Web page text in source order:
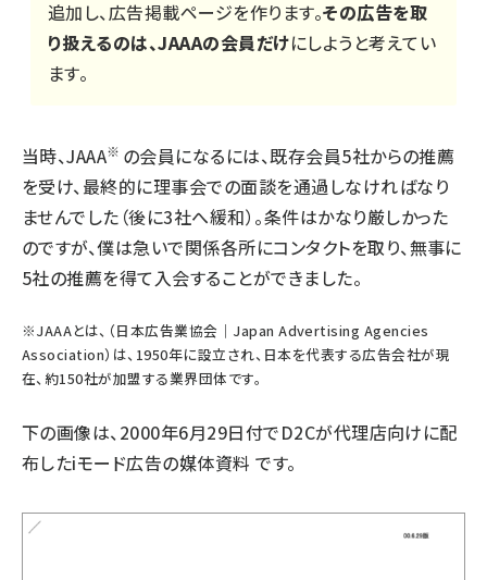
追加し、広告掲載ページを作ります。その広告を取
り扱えるのは、JAAAの会員だけにしようと考えてい
ます。
当時、JAAA※ の会員になるには、既存会員5社からの推薦
を受け、最終的に理事会での面談を通過しなければなり
ませんでした（後に3社へ緩和）。条件はかなり厳しかった
のですが、僕は急いで関係各所にコンタクトを取り、無事に
5社の推薦を得て入会することができました。
※JAAAとは、（日本広告業協会｜Japan Advertising Agencies
Association）は、1950年に設立され、日本を代表する広告会社が現
在、約150社が加盟する業界団体です。
下の画像は、2000年6月29日付でD2Cが代理店向けに配
布したiモード広告の媒体資料 です。